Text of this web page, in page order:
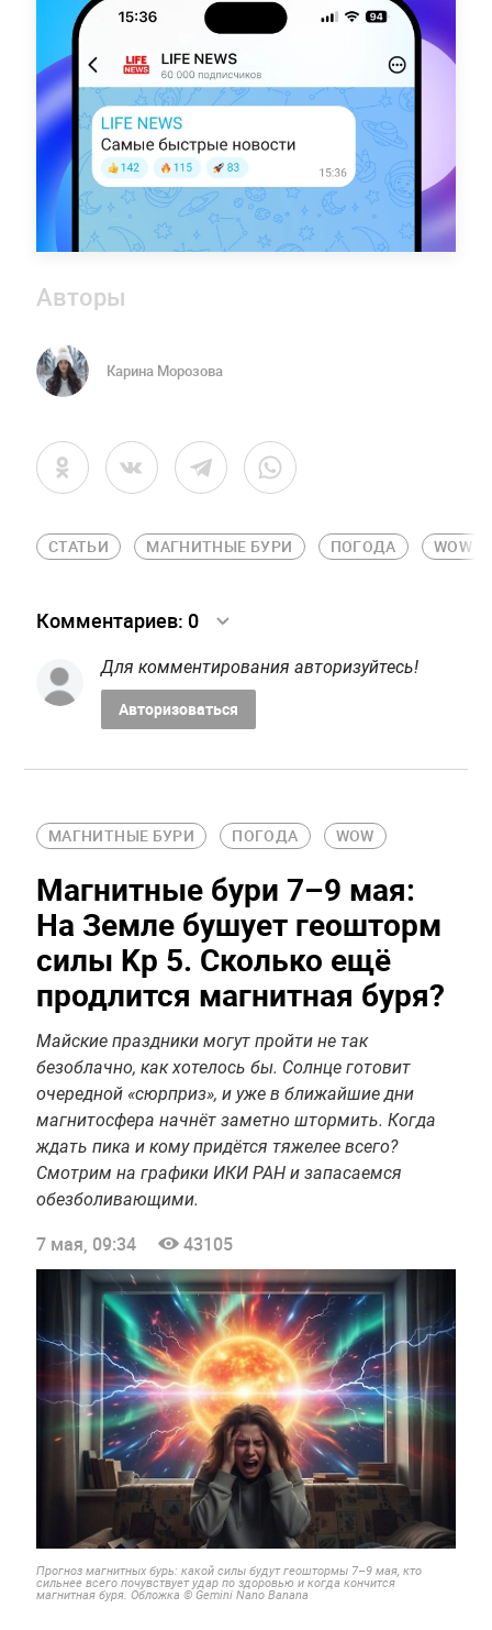
Авторы
Карина Морозова
СТАТЬИ МАГНИТНЫЕ БУРИ ПОГОДА WOW
Комментариев: 0
Для комментирования авторизуйтесь!
Авторизоваться
МАГНИТНЫЕ БУРИ ПОГОДА WOW
Магнитные бури 7–9 мая:
На Земле бушует геошторм
силы Kp 5. Сколько ещё
продлится магнитная буря?
Майские праздники могут пройти не так
безоблачно, как хотелось бы. Солнце готовит
очередной «сюрприз», и уже в ближайшие дни
магнитосфера начнёт заметно штормить. Когда
ждать пика и кому придётся тяжелее всего?
Смотрим на графики ИКИ РАН и запасаемся
обезболивающими.
7 мая, 09:34 43105
Прогноз магнитных бурь: какой силы будут геоштормы 7–9 мая, кто
сильнее всего почувствует удар по здоровью и когда кончится
магнитная буря. Обложка © Gemini Nano Banana